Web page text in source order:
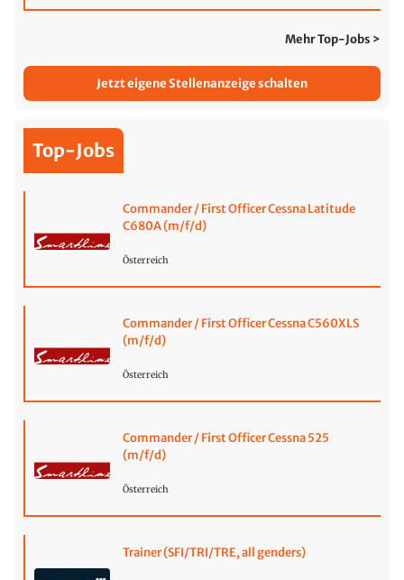
Mehr Top-Jobs >
Jetzt eigene Stellenanzeige schalten
Top-Jobs
Commander / First Officer Cessna Latitude
C680A (m/f/d)
Österreich
Commander / First Officer Cessna C560XLS
(m/f/d)
Österreich
Commander / First Officer Cessna 525
(m/f/d)
Österreich
Trainer (SFI/TRI/TRE, all genders)